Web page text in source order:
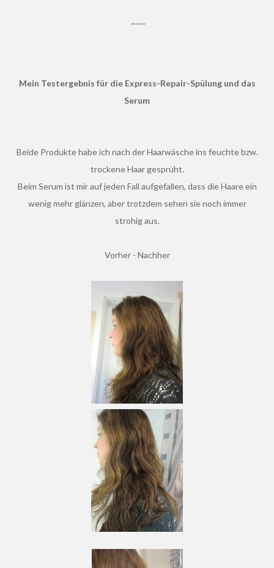
~~~
Mein Testergebnis für die Express-Repair-Spülung und das
Serum
Beide Produkte habe ich nach der Haarwäsche ins feuchte bzw.
trockene Haar gesprüht.
Beim Serum ist mir auf jeden Fall aufgefallen, dass die Haare ein
wenig mehr glänzen, aber trotzdem sehen sie noch immer
strohig aus.
Vorher - Nachher